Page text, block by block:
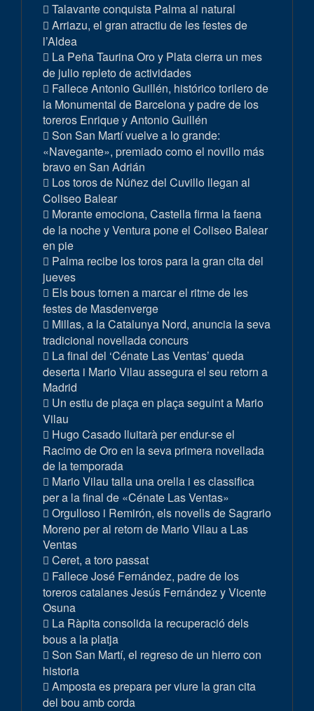
Talavante conquista Palma al natural
Arriazu, el gran atractiu de les festes de
l’Aldea
La Peña Taurina Oro y Plata cierra un mes
de julio repleto de actividades
Fallece Antonio Guillén, histórico torilero de
la Monumental de Barcelona y padre de los
toreros Enrique y Antonio Guillén
Son San Martí vuelve a lo grande:
«Navegante», premiado como el novillo más
bravo en San Adrián
Los toros de Núñez del Cuvillo llegan al
Coliseo Balear
Morante emociona, Castella firma la faena
de la noche y Ventura pone el Coliseo Balear
en pie
Palma recibe los toros para la gran cita del
jueves
Els bous tornen a marcar el ritme de les
festes de Masdenverge
Millas, a la Catalunya Nord, anuncia la seva
tradicional novellada concurs
La final del ‘Cénate Las Ventas’ queda
deserta i Mario Vilau assegura el seu retorn a
Madrid
Un estiu de plaça en plaça seguint a Mario
Vilau
Hugo Casado lluitarà per endur-se el
Racimo de Oro en la seva primera novellada
de la temporada
Mario Vilau talla una orella i es classifica
per a la final de «Cénate Las Ventas»
Orgulloso i Remirón, els novells de Sagrario
Moreno per al retorn de Mario Vilau a Las
Ventas
Ceret, a toro passat
Fallece José Fernández, padre de los
toreros catalanes Jesús Fernández y Vicente
Osuna
La Ràpita consolida la recuperació dels
bous a la platja
Son San Martí, el regreso de un hierro con
historia
Amposta es prepara per viure la gran cita
del bou amb corda